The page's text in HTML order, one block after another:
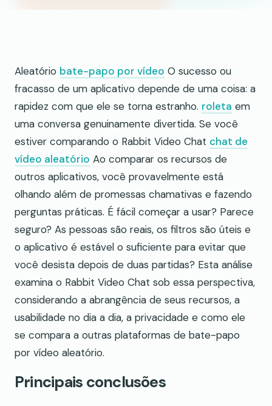
Aleatório bate-papo por vídeo O sucesso ou
fracasso de um aplicativo depende de uma coisa: a
rapidez com que ele se torna estranho. roleta em
uma conversa genuinamente divertida. Se você
estiver comparando o Rabbit Video Chat chat de
vídeo aleatório Ao comparar os recursos de
outros aplicativos, você provavelmente está
olhando além de promessas chamativas e fazendo
perguntas práticas. É fácil começar a usar? Parece
seguro? As pessoas são reais, os filtros são úteis e
o aplicativo é estável o suficiente para evitar que
você desista depois de duas partidas? Esta análise
examina o Rabbit Video Chat sob essa perspectiva,
considerando a abrangência de seus recursos, a
usabilidade no dia a dia, a privacidade e como ele
se compara a outras plataformas de bate-papo
por vídeo aleatório.
Principais conclusões